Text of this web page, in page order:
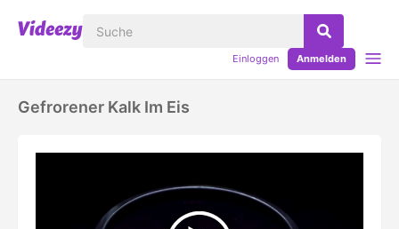
Einloggen Anmelden
Gefrorener Kalk Im Eis